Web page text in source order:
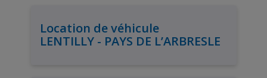
Location de véhicule
LENTILLY - PAYS DE L’ARBRESLE